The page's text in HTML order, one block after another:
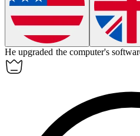
He upgraded the computer's